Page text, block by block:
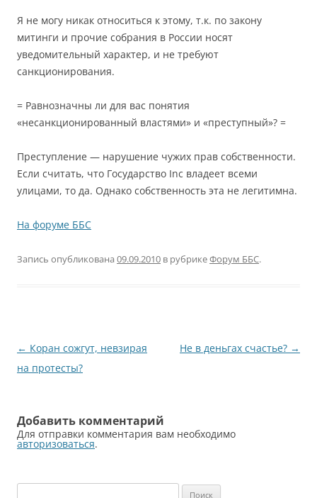
Я не могу никак относиться к этому, т.к. по закону
митинги и прочие собрания в России носят
уведомительный характер, и не требуют
санкционирования.
= Равнозначны ли для вас понятия
«несанкционированный властями» и «преступный»? =
Преступление — нарушение чужих прав собственности.
Если считать, что Государство Inc владеет всеми
улицами, то да. Однако собственность эта не легитимна.
На форуме ББС
Запись опубликована 09.09.2010 в рубрикеФорум ББС.
Навигация
по
← Коран сожгут, невзирая
на протесты?
Не в деньгах счастье? →
Добавить комментарий
Для отправки комментария вам необходимо
авторизоваться.